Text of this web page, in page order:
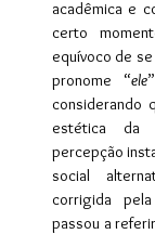
acadêmica e
certo
equívoco de
pronome “ele
considerando
estética da
percepção
social
corrigida
passou a